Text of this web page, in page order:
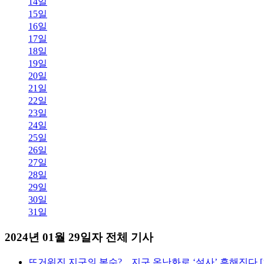
15일
16일
17일
18일
19일
20일
21일
22일
23일
24일
25일
26일
27일
28일
29일
30일
31일
2024년 01월 29일자 전체 기사
뜨거워진 지구의 복수?…지구 온난화로 ‘설사’ 흔해진다